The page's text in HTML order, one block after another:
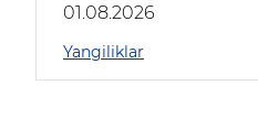
borildi
01.08.2026
Yangiliklar